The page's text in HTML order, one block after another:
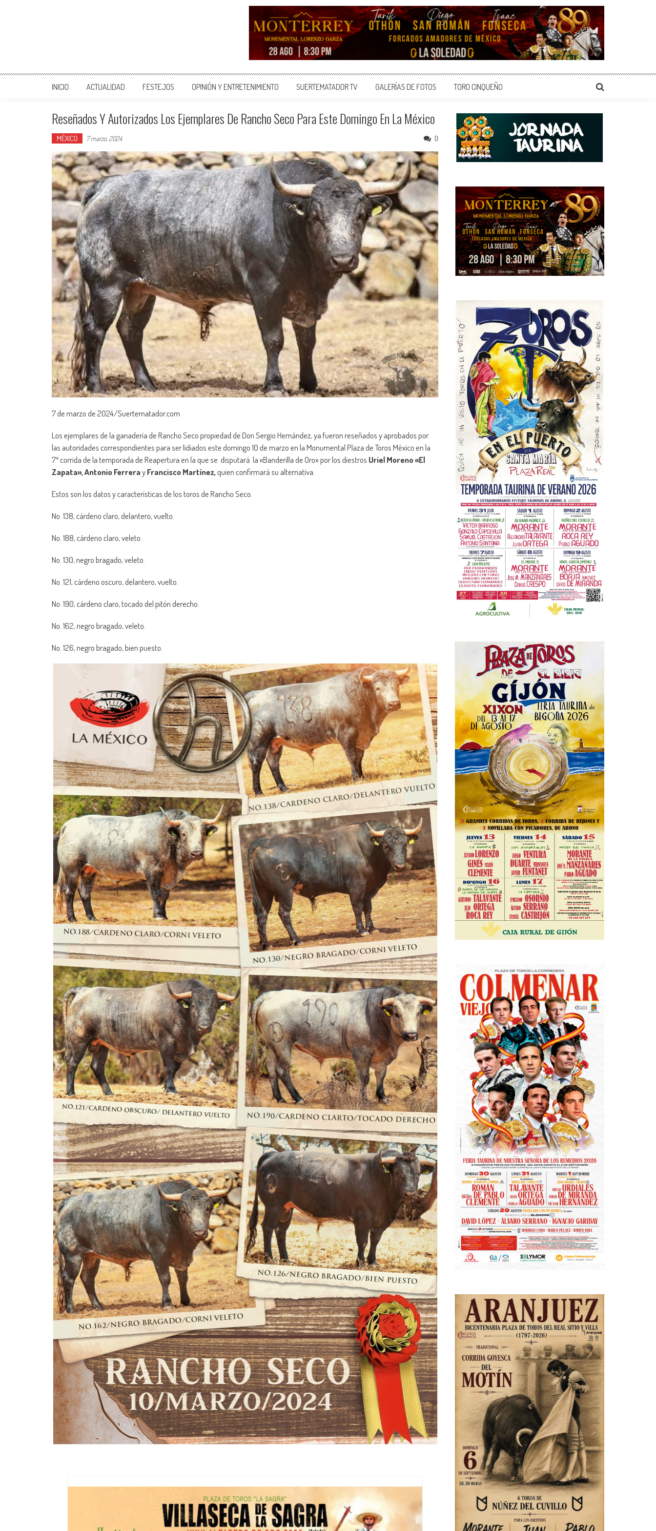
INICIO ACTUALIDAD FESTEJOS OPINIÓN Y ENTRETENIMIENTO SUERTEMATADOR TV GALERÍAS DE FOTOS TORO CINQUEÑO
Reseñados Y Autorizados Los Ejemplares De Rancho Seco Para Este Domingo En La México
MÉXICO 7 marzo, 2024 0
7 de marzo de 2024/Suertematador.com
Los ejemplares de la ganadería de Rancho Seco propiedad de Don Sergio Hernández, ya fueron reseñados y aprobados por
las autoridades correspondientes para ser lidiados este domingo 10 de marzo en la Monumental Plaza de Toros México en la
7ª corrida de la temporada de Reapertura en la que se disputará la «Banderilla de Oro» por los diestros Uriel Moreno «El
Zapata», Antonio FerrerayFrancisco Martínez,quien confirmará su alternativa.
Estos son los datos y características de los toros de Rancho Seco.
No. 138, cárdeno claro, delantero, vuelto.
No. 188, cárdeno claro, veleto.
No. 130, negro bragado, veleto.
No. 121, cárdeno oscuro, delantero, vuelto.
No. 190, cárdeno claro, tocado del pitón derecho.
No. 162, negro bragado, veleto.
No. 126, negro bragado, bien puesto.